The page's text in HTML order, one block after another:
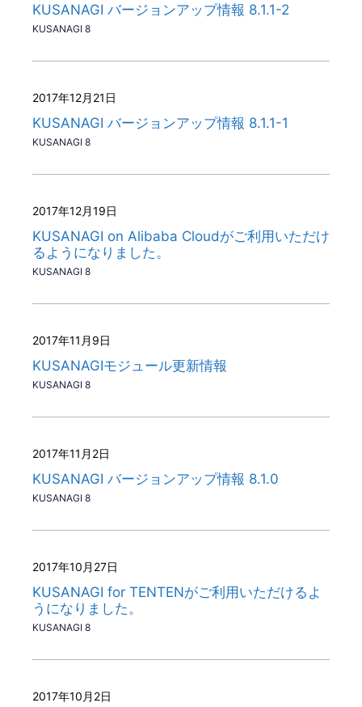
KUSANAGI バージョンアップ情報 8.1.1-2
KUSANAGI 8
2017年12月21日
KUSANAGI バージョンアップ情報 8.1.1-1
KUSANAGI 8
2017年12月19日
KUSANAGI on Alibaba Cloudがご利用いただけ
るようになりました。
KUSANAGI 8
2017年11月9日
KUSANAGIモジュール更新情報
KUSANAGI 8
2017年11月2日
KUSANAGI バージョンアップ情報 8.1.0
KUSANAGI 8
2017年10月27日
KUSANAGI for TENTENがご利用いただけるよ
うになりました。
KUSANAGI 8
2017年10月2日